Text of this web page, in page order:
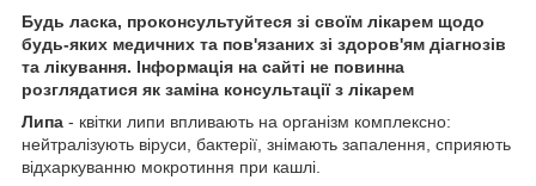
Будь ласка, проконсультуйтеся зі своїм лікарем щодо
будь-яких медичних та пов'язаних зі здоров'ям діагнозів
та лікування. Інформація на сайті не повинна
розглядатися як заміна консультації з лікарем
Липа - квітки липи впливають на організм комплексно:
нейтралізують віруси, бактерії, знімають запалення, сприяють
відхаркуванню мокротиння при кашлі.